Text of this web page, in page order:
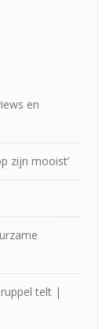
en
zijn mooist’
telt |